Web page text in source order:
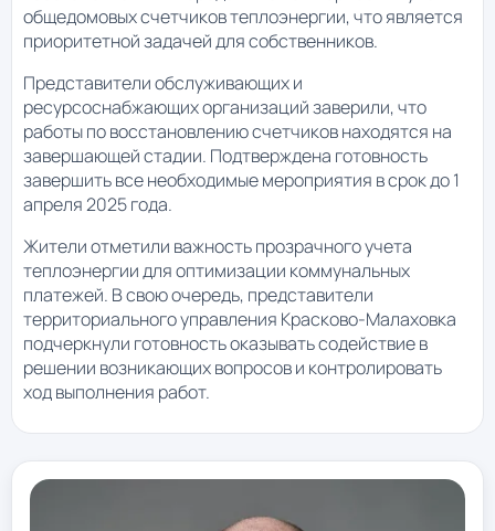
общедомовых счетчиков теплоэнергии, что является
приоритетной задачей для собственников.
Представители обслуживающих и
ресурсоснабжающих организаций заверили, что
работы по восстановлению счетчиков находятся на
завершающей стадии. Подтверждена готовность
завершить все необходимые мероприятия в срок до 1
апреля 2025 года.
Жители отметили важность прозрачного учета
теплоэнергии для оптимизации коммунальных
платежей. В свою очередь, представители
территориального управления Красково-Малаховка
подчеркнули готовность оказывать содействие в
решении возникающих вопросов и контролировать
ход выполнения работ.